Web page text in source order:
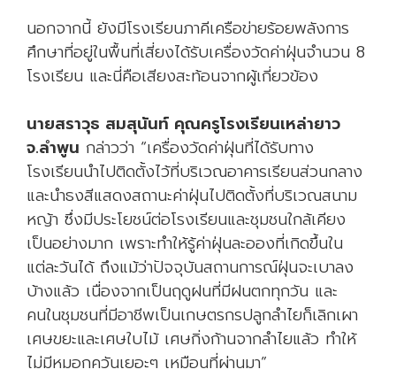
นอกจากนี้ ยังมีโรงเรียนภาคีเครือข่ายร้อยพลังการ
ศึกษาที่อยู่ในพื้นที่เสี่ยงได้รับเครื่องวัดค่าฝุ่นจำนวน 8
โรงเรียน และนี่คือเสียงสะท้อนจากผู้เกี่ยวข้อง
นายสราวุธ สมสุนันท์ คุณครูโรงเรียนเหล่ายาว
จ.ลำพูน กล่าวว่า “เครื่องวัดค่าฝุ่นที่ได้รับทาง
โรงเรียนนำไปติดตั้งไว้ที่บริเวณอาคารเรียนส่วนกลาง
และนำธงสีแสดงสถานะค่าฝุ่นไปติดตั้งที่บริเวณสนาม
หญ้า ซึ่งมีประโยชน์ต่อโรงเรียนและชุมชนใกล้เคียง
เป็นอย่างมาก เพราะทำให้รู้ค่าฝุ่นละอองที่เกิดขึ้นใน
แต่ละวันได้ ถึงแม้ว่าปัจจุบันสถานการณ์ฝุ่นจะเบาลง
บ้างแล้ว เนื่องจากเป็นฤดูฝนที่มีฝนตกทุกวัน และ
คนในชุมชนที่มีอาชีพเป็นเกษตรกรปลูกลำไยก็เลิกเผา
เศษขยะและเศษใบไม้ เศษกิ่งก้านจากลำไยแล้ว ทำให้
ไม่มีหมอกควันเยอะๆ เหมือนที่ผ่านมา”